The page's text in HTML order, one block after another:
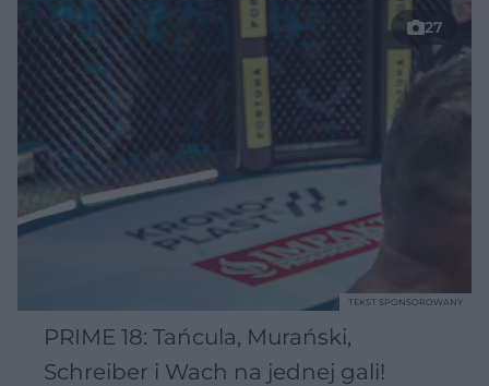
27
PRIME 18: Tańcula, Murański,
Schreiber i Wach na jednej gali!
TEKST SPONSOROWANY